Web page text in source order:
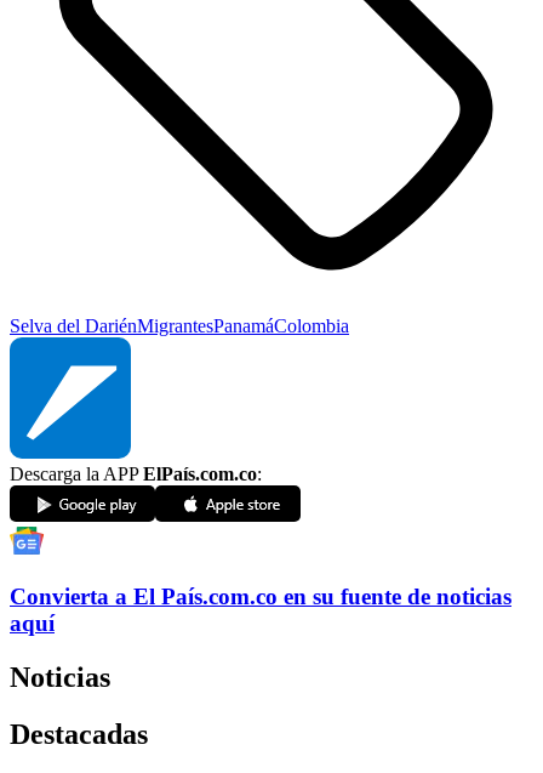
Selva del DariénMigrantesPanamáColombia
Descarga la APPElPaís.com.co:
Convierta a El País.com.co en su fuente de noticias
aquí
Noticias
Destacadas